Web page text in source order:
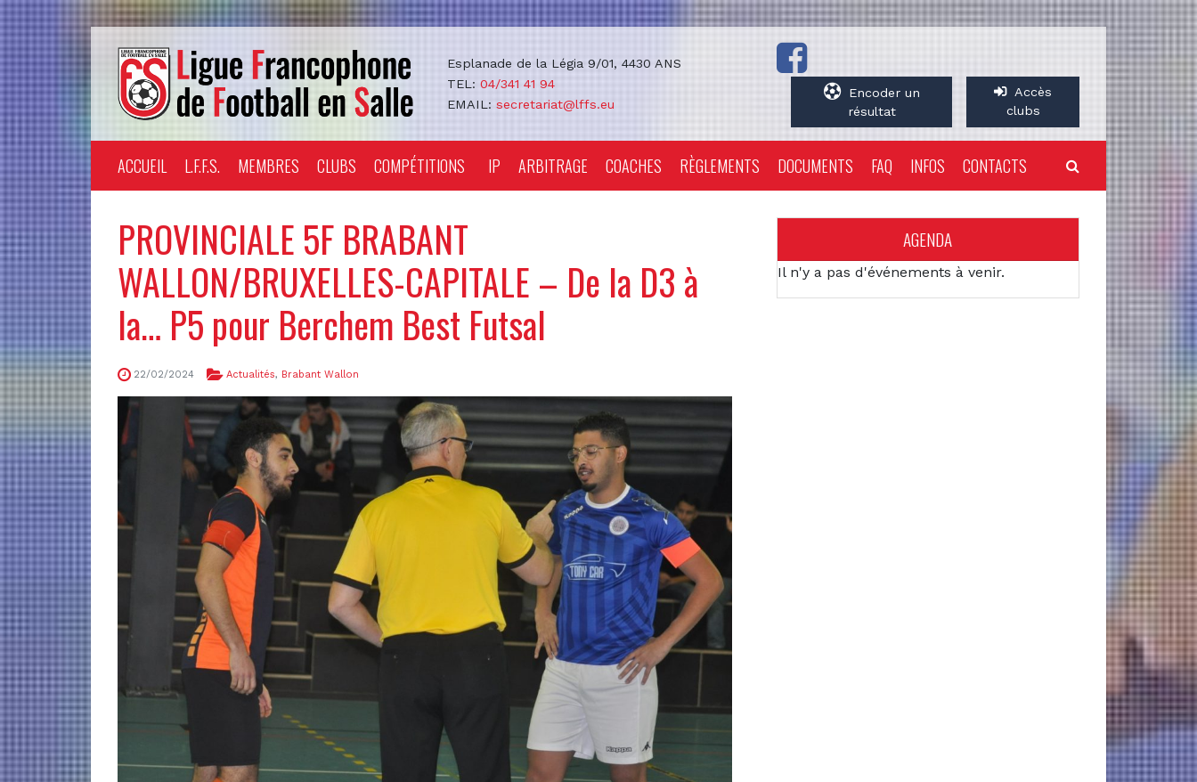
Esplanade de la Légia 9/01, 4430 ANS
TEL: 04/341 41 94
EMAIL: secretariat@lffs.eu
Encoder un
résultat
Accès
clubs
ACCUEIL L.F.F.S. MEMBRES CLUBS COMPÉTITIONS IP ARBITRAGE COACHES RÈGLEMENTS DOCUMENTS FAQ INFOS CONTACTS
PROVINCIALE 5F BRABANT
WALLON/BRUXELLES-CAPITALE – De la D3 à
la… P5 pour Berchem Best Futsal
22/02/2024 Actualités, Brabant Wallon
AGENDA
Il n'y a pas d'événements à venir.